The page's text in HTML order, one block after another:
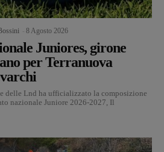
8 Agosto 2026
Juniores, girone
per Terranuova
delle Lnd ha ufficializzato la composizione
nazionale Juniore 2026-2027, Il